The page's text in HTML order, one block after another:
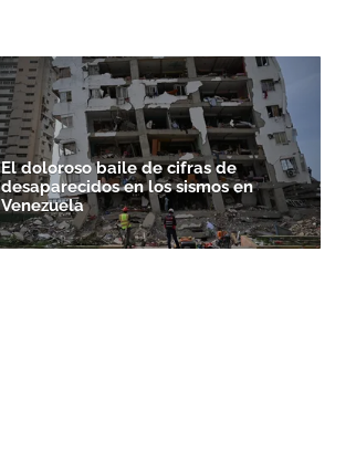
El doloroso baile de cifras de
desaparecidos en los sismos en
Venezuela